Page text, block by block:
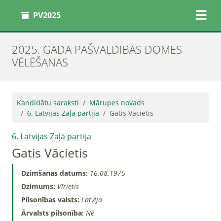
PV2025
2025. GADA PAŠVALDĪBAS DOMES
VĒLĒŠANAS
Kandidātu saraksti
Mārupes novads
6. Latvijas Zaļā partija
Gatis Vācietis
6. Latvijas Zaļā partija
Gatis Vācietis
Dzimšanas datums: 16.08.1975
Dzimums: Vīrietis
Pilsonības valsts: Latvija
Ārvalsts pilsonība: Nē